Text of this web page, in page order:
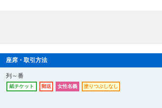
座席・取引方法
列～番
紙チケット 郵送 女性名義 塗りつぶしなし